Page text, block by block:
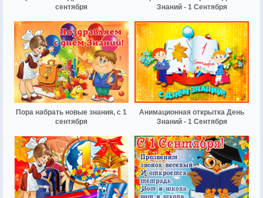
сентября
Знаний - 1 Сентября
Пора набрать новые знания, с 1
сентября
Анимационная открытка День
Знаний - 1 Сентября